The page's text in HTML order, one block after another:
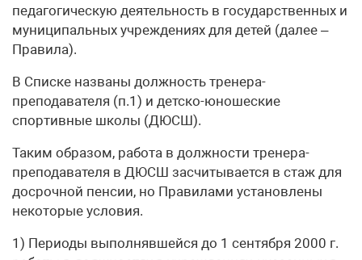
педагогическую деятельность в государственных и
муниципальных учреждениях для детей (далее –
Правила).
В Списке названы должность тренера-
преподавателя (п.1) и детско-юношеские
спортивные школы (ДЮСШ).
Таким образом, работа в должности тренера-
преподавателя в ДЮСШ засчитывается в стаж для
досрочной пенсии, но Правилами установлены
некоторые условия.
1) Периоды выполнявшейся до 1 сентября 2000 г.